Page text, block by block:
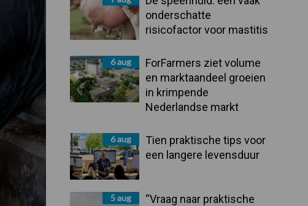
onderschatte
risicofactor voor mastitis
6 aug
ForFarmers ziet volume
en marktaandeel groeien
in krimpende
Nederlandse markt
6 aug
Tien praktische tips voor
een langere levensduur
5 aug
“Vraag naar praktische